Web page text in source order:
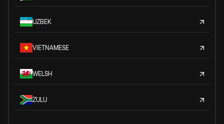
UZBEK
VIETNAMESE
WELSH
ZULU